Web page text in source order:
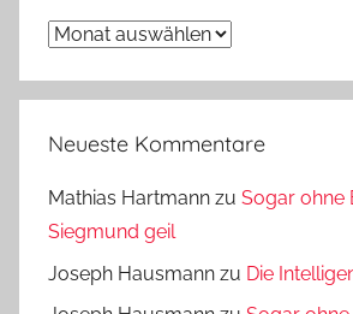
Archiv
Neueste Kommentare
Mathias Hartmann zu Sogar ohne
Siegmund geil
Joseph Hausmann zu Die